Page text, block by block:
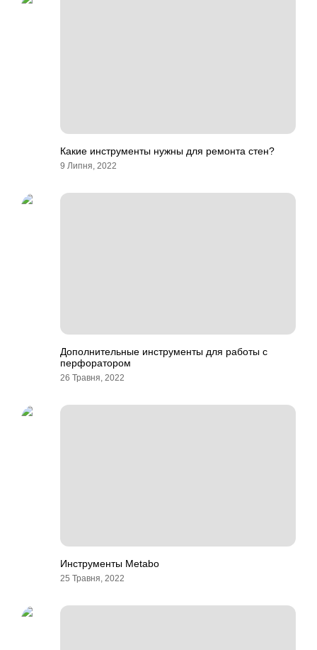
Какие инструменты нужны для ремонта стен?
9 Липня, 2022
Дополнительные инструменты для работы с
перфоратором
26 Травня, 2022
Инструменты Metabo
25 Травня, 2022